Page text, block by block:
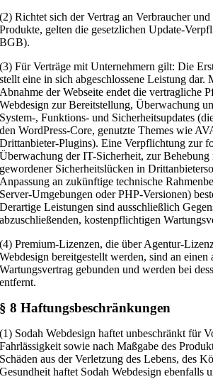
(2) Richtet sich der Vertrag an Verbraucher
Produkte, gelten die gesetzlichen Update-
BGB).
(3) Für Verträge mit Unternehmern gilt: Die
stellt eine in sich abgeschlossene Leistung dar.
Abnahme der Webseite endet die vertragliche
Webdesign zur Bereitstellung, Überwachung
System-, Funktions- und Sicherheitsupdates
den WordPress-Core, genutzte Themes wie
Drittanbieter-Plugins). Eine Verpflichtung zur
Überwachung der IT-Sicherheit, zur Behebung
gewordener Sicherheitslücken in
Anpassung an zukünftige technische
Server-Umgebungen oder PHP-Versionen)
Derartige Leistungen sind ausschließlich
abzuschließenden, kostenpflichtigen
(4) Premium-Lizenzen, die über Agentur-
Webdesign bereitgestellt werden, sind an einen
Wartungsvertrag gebunden und werden bei
entfernt.
§ 8 Haftungsbeschränkungen
(1) Sodah Webdesign haftet unbeschränkt für
Fahrlässigkeit sowie nach Maßgabe des
Schäden aus der Verletzung des Lebens, des
Gesundheit haftet Sodah Webdesign ebenfalls